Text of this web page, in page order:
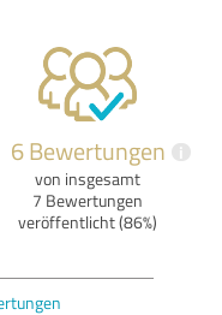
6 Bewertungen i
von insgesamt
7 Bewertungen
veröffentlicht (86%)